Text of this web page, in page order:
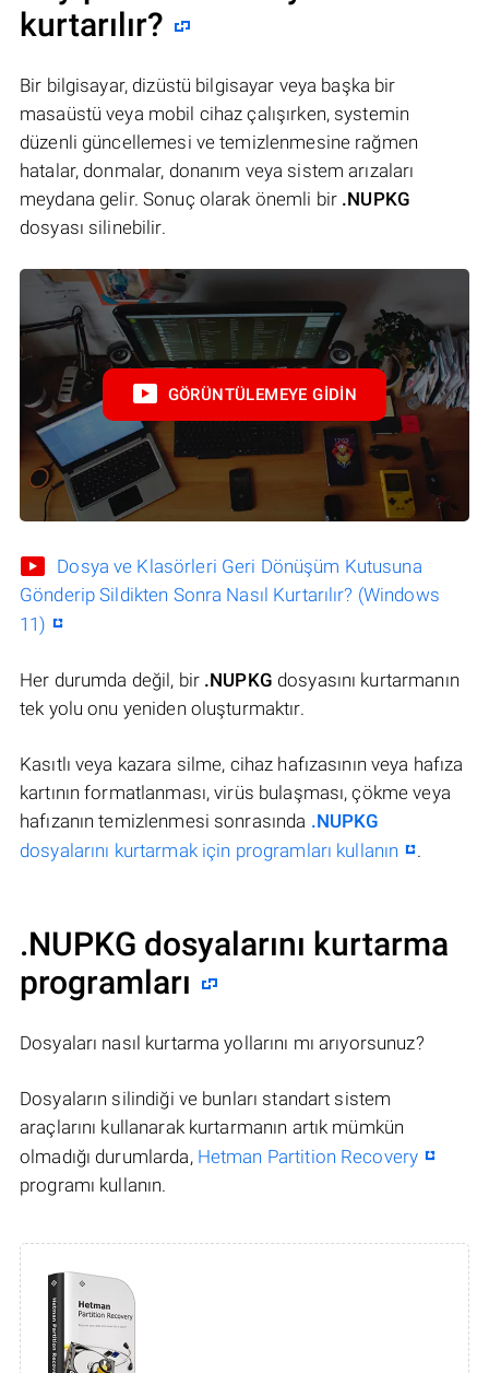
kurtarılır?
Bir bilgisayar, dizüstü bilgisayar veya başka bir
masaüstü veya mobil cihaz çalışırken, systemin
düzenli güncellemesi ve temizlenmesine rağmen
hatalar, donmalar, donanım veya sistem arızaları
meydana gelir. Sonuç olarak önemli bir .NUPKG
dosyası silinebilir.
GÖRÜNTÜLEMEYE GIDIN
Dosya ve Klasörleri Geri Dönüşüm Kutusuna
Gönderip Sildikten Sonra Nasıl Kurtarılır? (Windows
11)
Her durumda değil, bir .NUPKG dosyasını kurtarmanın
tek yolu onu yeniden oluşturmaktır.
Kasıtlı veya kazara silme, cihaz hafızasının veya hafıza
kartının formatlanması, virüs bulaşması, çökme veya
hafızanın temizlenmesi sonrasında .NUPKG
dosyalarını kurtarmak için programları kullanın
.
.NUPKG dosyalarını kurtarma
programları
Dosyaları nasıl kurtarma yollarını mı arıyorsunuz?
Dosyaların silindiği ve bunları standart sistem
araçlarını kullanarak kurtarmanın artık mümkün
olmadığı durumlarda, Hetman Partition Recovery
programı kullanın.